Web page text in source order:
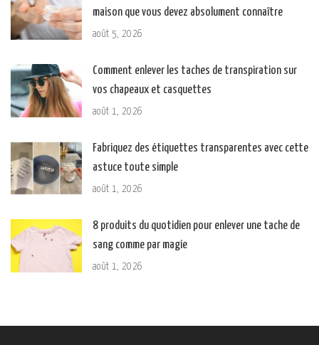
maison que vous devez absolument connaître
août 5, 2026
Comment enlever les taches de transpiration sur
vos chapeaux et casquettes
août 1, 2026
Fabriquez des étiquettes transparentes avec cette
astuce toute simple
août 1, 2026
8 produits du quotidien pour enlever une tache de
sang comme par magie
août 1, 2026